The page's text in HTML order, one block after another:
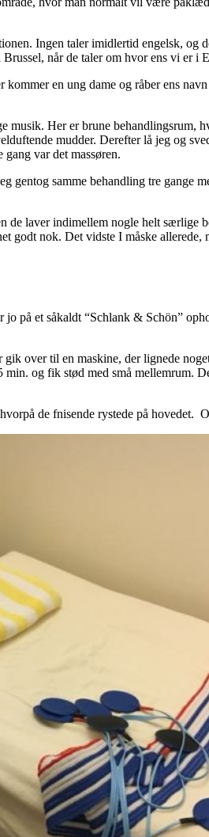
Ingen taler imidlertid engelsk,
når de taler om hvor ens vi er i
en ung dame og råber ens
Her er brune behandlingsrum,
mudder. Derefter lå jeg og
var det massøren.
samme behandling tre gange
laver indimellem nogle helt
nok. Det vidste I måske allerede,
på et såkaldt “Schlank & Schön”
over til en maskine, der lignede
og fik stød med små mellemrum.
de fnisende rystede på hovedet.